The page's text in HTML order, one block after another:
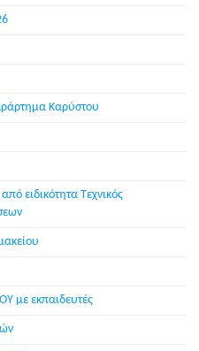
Καρύστου
ειδικότητα Τεχνικός
με εκπαιδευτές